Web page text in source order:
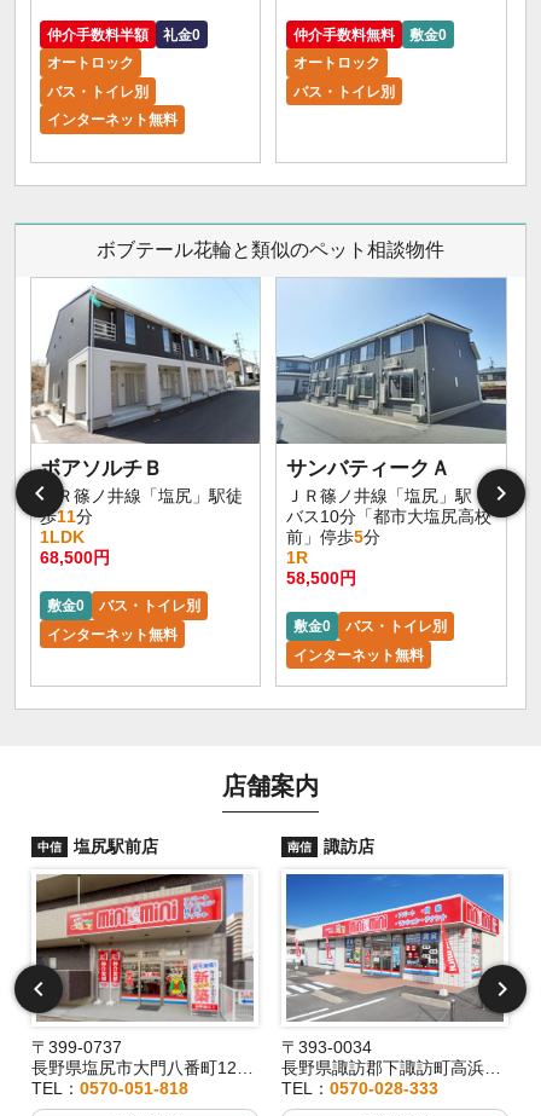
仲介手数料半額
礼金0
オートロック
バス・トイレ別
インターネット無料
仲介手数料無料
敷金0
オートロック
バス・トイレ別
ボブテール花輪と類似のペット相談物件
ボアソルチＢ
ＪＲ篠ノ井線「塩尻」駅徒
歩11分
1LDK
68,500円
敷金0
バス・トイレ別
インターネット無料
サンバティークＡ
ＪＲ篠ノ井線「塩尻」駅
バス10分「都市大塩尻高校
前」停歩5分
1R
58,500円
敷金0
バス・トイレ別
インターネット無料
店舗案内
中信 塩尻駅前店
〒399-0737
長野県塩尻市大門八番町12-29
TEL： 0570-051-818
南信 諏訪店
〒393-0034
長野県諏訪郡下諏訪町高浜6191-3
TEL：0570-028-333